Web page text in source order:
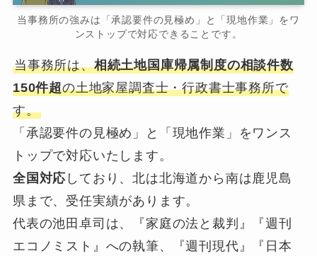
当事務所の強みは「承認要件の見極め」と「現地作業」をワ
ンストップで対応できることです。
当事務所は、相続土地国庫帰属制度の相談件数
150件超の土地家屋調査士・行政書士事務所で
す。
「承認要件の見極め」と「現地作業」をワンス
トップで対応いたします。
全国対応 しており、北は北海道から南は鹿児島
県まで、受任実績があります。
代表の池田卓司は、『家庭の法と裁判』『週刊
エコノミスト』への執筆、『週刊現代』『日本